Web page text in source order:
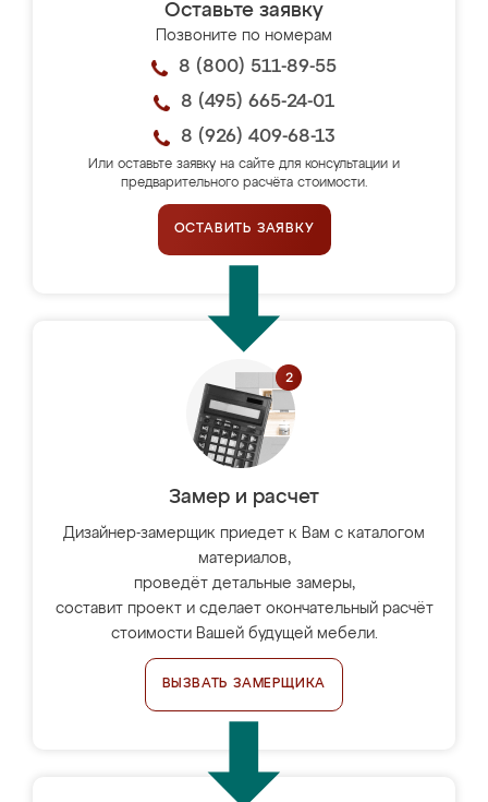
Оставьте заявку
Позвоните по номерам
8 (800) 511-89-55
8 (495) 665-24-01
8 (926) 409-68-13
Или оставьте заявку на сайте для консультации и
предварительного расчёта стоимости.
ОСТАВИТЬ ЗАЯВКУ
Замер и расчет
Дизайнер-замерщик приедет к Вам с каталогом
материалов,
проведёт детальные замеры,
составит проект и сделает окончательный расчёт
стоимости Вашей будущей мебели.
ВЫЗВАТЬ ЗАМЕРЩИКА